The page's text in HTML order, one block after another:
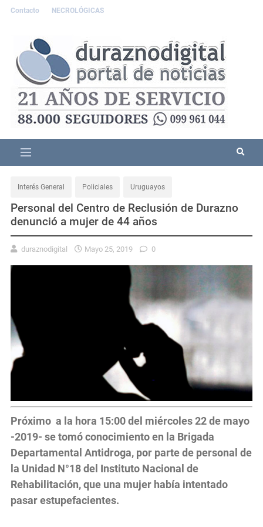
Contacto NECROLÓGICAS
Interés General Policiales Uruguayos
Personal del Centro de Reclusión de Durazno
denunció a mujer de 44 años
duraznodigital Mayo 25, 2019 0
Próximo a la hora 15:00 del miércoles 22 de mayo
-2019- se tomó conocimiento en la Brigada
Departamental Antidroga, por parte de personal de
la Unidad N°18 del Instituto Nacional de
Rehabilitación, que una mujer había intentado
pasar estupefacientes.